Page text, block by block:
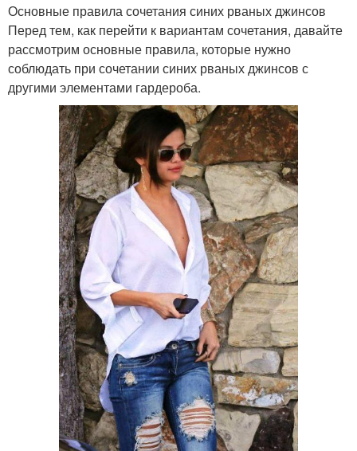
Основные правила сочетания синих рваных джинсов
Перед тем, как перейти к вариантам сочетания, давайте
рассмотрим основные правила, которые нужно
соблюдать при сочетании синих рваных джинсов с
другими элементами гардероба.